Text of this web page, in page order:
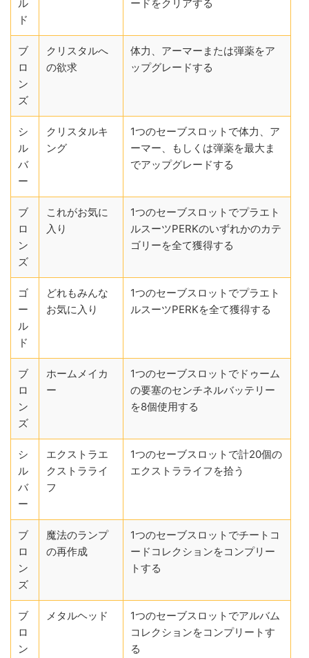
ル
ド
ードをクリアする
ブ
ロ
ン
ズ
クリスタルへ
の欲求
体力、アーマーまたは弾薬をア
ップグレードする
シ
ル
バ
ー
クリスタルキ
ング
1つのセーブスロットで体力、ア
ーマー、もしくは弾薬を最大ま
でアップグレードする
ブ
ロ
ン
ズ
これがお気に
入り
1つのセーブスロットでプラエト
ルスーツPERKのいずれかのカテ
ゴリーを全て獲得する
ゴ
ー
ル
ド
どれもみんな
お気に入り
1つのセーブスロットでプラエト
ルスーツPERKを全て獲得する
ブ
ロ
ン
ズ
ホームメイカ
ー
1つのセーブスロットでドゥーム
の要塞のセンチネルバッテリー
を8個使用する
シ
ル
バ
ー
エクストラエ
クストラライ
フ
1つのセーブスロットで計20個の
エクストラライフを拾う
ブ
ロ
ン
ズ
魔法のランプ
の再作成
1つのセーブスロットでチートコ
ードコレクションをコンプリー
トする
ブ
ロ
ン
メタルヘッド
1つのセーブスロットでアルバム
コレクションをコンプリートす
る